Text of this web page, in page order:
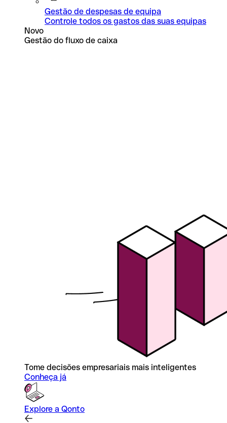
Gestão de despesas de equipa
Controle todos os gastos das suas equipas
Novo
Gestão do fluxo de caixa
Tome decisões empresariais mais inteligentes
Conheça já
Explore a Qonto